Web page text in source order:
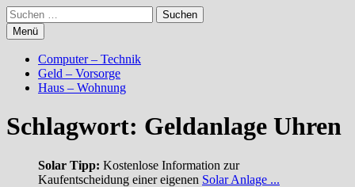
Suchen
nach:
Menü
Computer – Technik
Geld – Vorsorge
Haus – Wohnung
Schlagwort: Geldanlage Uhren
Solar Tipp: Kostenlose Information zur
Kaufentscheidung einer eigenen Solar Anlage ...